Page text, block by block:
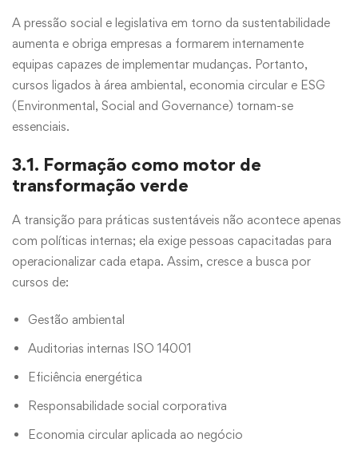
A pressão social e legislativa em torno da sustentabilidade
aumenta e obriga empresas a formarem internamente
equipas capazes de implementar mudanças. Portanto,
cursos ligados à área ambiental, economia circular e ESG
(Environmental, Social and Governance) tornam-se
essenciais.
3.1. Formação como motor de
transformação verde
A transição para práticas sustentáveis não acontece apenas
com políticas internas; ela exige pessoas capacitadas para
operacionalizar cada etapa. Assim, cresce a busca por
cursos de:
Gestão ambiental
Auditorias internas ISO 14001
Eficiência energética
Responsabilidade social corporativa
Economia circular aplicada ao negócio